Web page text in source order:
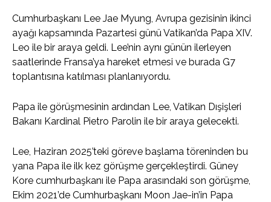
Cumhurbaşkanı Lee Jae Myung, Avrupa gezisinin ikinci
ayağı kapsamında Pazartesi günü Vatikan’da Papa XIV.
Leo ile bir araya geldi. Lee’nin aynı günün ilerleyen
saatlerinde Fransa’ya hareket etmesi ve burada G7
toplantısına katılması planlanıyordu.
Papa ile görüşmesinin ardından Lee, Vatikan Dışişleri
Bakanı Kardinal Pietro Parolin ile bir araya gelecekti.
Lee, Haziran 2025’teki göreve başlama töreninden bu
yana Papa ile ilk kez görüşme gerçekleştirdi. Güney
Kore cumhurbaşkanı ile Papa arasındaki son görüşme,
Ekim 2021’de Cumhurbaşkanı Moon Jae-in’in Papa